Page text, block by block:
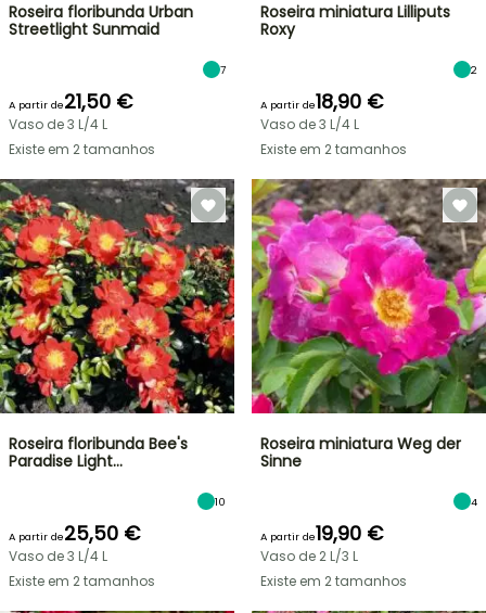
Roseira floribunda Urban
Streetlight Sunmaid
7
A partir de21,50 €
Vaso de 3 L/4 L
Existe em 2 tamanhos
Roseira miniatura Lilliputs
Roxy
2
A partir de18,90 €
Vaso de 3 L/4 L
Existe em 2 tamanhos
Roseira floribunda Bee's
Paradise Light…
10
A partir de25,50 €
Vaso de 3 L/4 L
Existe em 2 tamanhos
Roseira miniatura Weg der
Sinne
4
A partir de19,90 €
Vaso de 2 L/3 L
Existe em 2 tamanhos